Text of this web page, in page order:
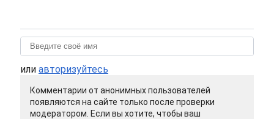
или авторизуйтесь
Комментарии от анонимных пользователей
появляются на сайте только после проверки
модератором. Если вы хотите, чтобы ваш